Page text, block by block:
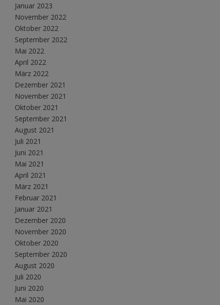
Januar 2023
November 2022
Oktober 2022
September 2022
Mai 2022
April 2022
März 2022
Dezember 2021
November 2021
Oktober 2021
September 2021
August 2021
Juli 2021
Juni 2021
Mai 2021
April 2021
März 2021
Februar 2021
Januar 2021
Dezember 2020
November 2020
Oktober 2020
September 2020
August 2020
Juli 2020
Juni 2020
Mai 2020